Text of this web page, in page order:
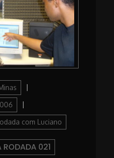
com Luciano
021